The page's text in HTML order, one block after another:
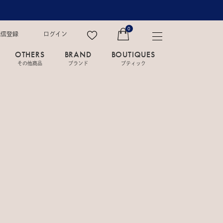
登録 ログイン
0
OTHERS
その他商品
BRAND
ブランド
BOUTIQUES
ブティック